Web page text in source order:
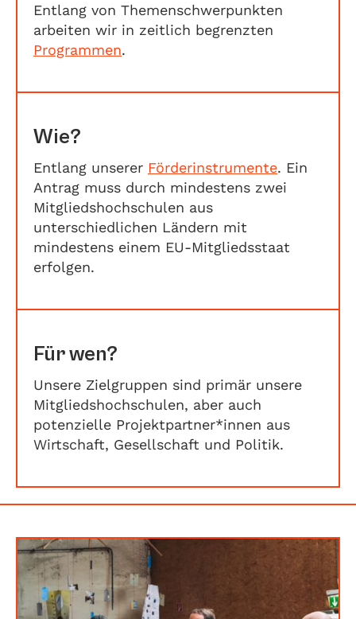
Entlang von Themenschwerpunkten
arbeiten wir in zeitlich begrenzten
Programmen.
Wie?
Entlang unserer Förderinstrumente. Ein
Antrag muss durch mindestens zwei
Mitgliedshochschulen aus
unterschiedlichen Ländern mit
mindestens einem EU-Mitgliedsstaat
erfolgen.
Für wen?
Unsere Zielgruppen sind primär unsere
Mitgliedshochschulen, aber auch
potenzielle Projektpartner*innen aus
Wirtschaft, Gesellschaft und Politik.